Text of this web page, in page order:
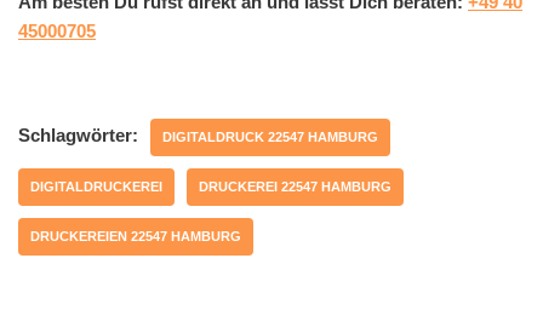
45000705
Schlagwörter: DIGITALDRUCK 22547 HAMBURG
DIGITALDRUCKEREI DRUCKEREI 22547 HAMBURG
DRUCKEREIEN 22547 HAMBURG